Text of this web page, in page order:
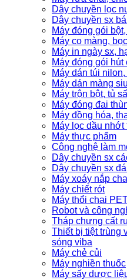
Dây chuyền lọc
Dây chuyền sx
Máy đóng gói
Máy co màng,
Máy in ngày sx,
Máy đóng gói hút
Máy dán túi
Máy dán màng
Máy trộn bột, tủ
Máy đóng đai
Máy đồng hóa,
Máy lọc dầu nhớt
Máy thực phẩm
Công nghệ làm
Dây chuyền sx
Dây chuyền sx
Máy xoáy nắp
Máy chiết rót
Máy thổi chai
Robot và công
Tháp chưng cất
Thiết bị tiệt trùng
sóng viba
Máy chẻ củi
Máy nghiền thuốc
Máy sấy dược